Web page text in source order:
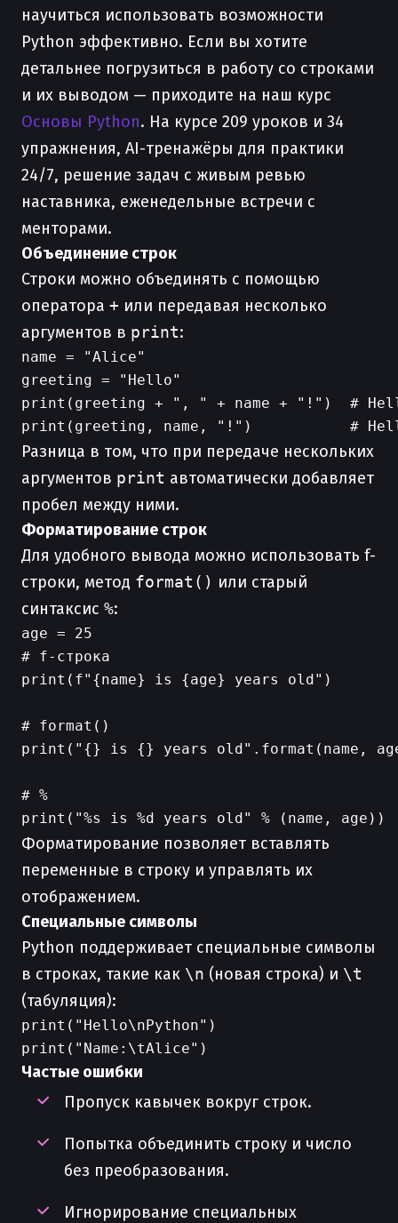
научиться использовать возможности
Python эффективно. Если вы хотите
детальнее погрузиться в работу со строками
и их выводом — приходите на наш курс
Основы Python. На курсе 209 уроков и 34
упражнения, AI-тренажёры для практики
24/7, решение задач с живым ревью
наставника, еженедельные встречи с
менторами.
Объединение строк
Строки можно объединять с помощью
оператора + или передавая несколько
аргументов в print:
name = "Alice"
greeting = "Hello"
print(greeting + ", " + name + "!")  #
Разница в том, что при передаче нескольких
аргументов print автоматически добавляет
пробел между ними.
Форматирование строк
Для удобного вывода можно использовать f-
строки, метод format() или старый
синтаксис %:
age = 25
# f-строка
print(f"{name} is {age} years old")
# format()
print("{} is {} years old".format(name,
# %
Форматирование позволяет вставлять
переменные в строку и управлять их
отображением.
Специальные символы
Python поддерживает специальные символы
в строках, такие как \n (новая строка) и \t
(табуляция):
print("Hello\nPython")
Частые ошибки
Пропуск кавычек вокруг строк.
Попытка объединить строку и число
без преобразования.
Игнорирование специальных